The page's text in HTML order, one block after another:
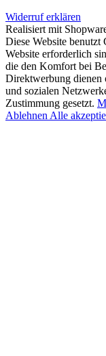
Widerruf erklären
Realisiert mit
Diese Website benutzt
Website erforderlich
die den Komfort bei
Direktwerbung dienen
und sozialen
Zustimmung gesetzt.
Ablehnen Alle